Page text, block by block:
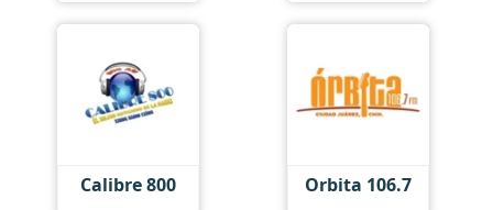
Calibre 800 Orbita 106.7